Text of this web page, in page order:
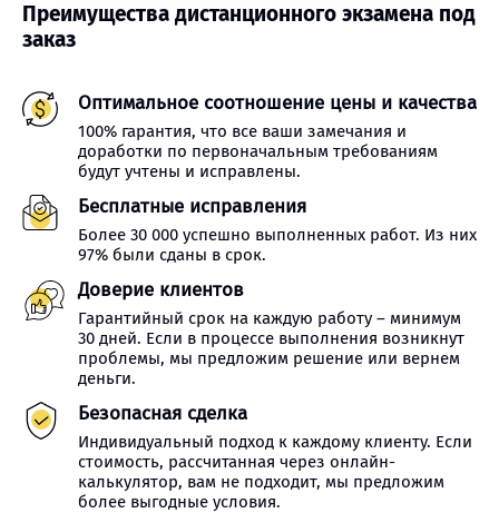
Преимущества дистанционного экзамена под
заказ
Оптимальное соотношение цены и качества
100% гарантия, что все ваши замечания и
доработки по первоначальным требованиям
будут учтены и исправлены.
Бесплатные исправления
Более 30 000 успешно выполненных работ. Из них
97% были сданы в срок.
Доверие клиентов
Гарантийный срок на каждую работу – минимум
30 дней. Если в процессе выполнения возникнут
проблемы, мы предложим решение или вернем
деньги.
Безопасная сделка
Индивидуальный подход к каждому клиенту. Если
стоимость, рассчитанная через онлайн-
калькулятор, вам не подходит, мы предложим
более выгодные условия.